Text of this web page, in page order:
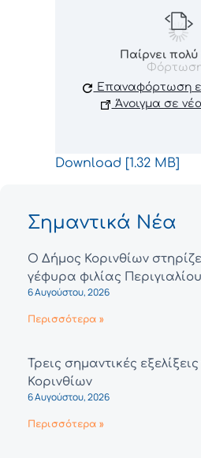
Παίρνει πολύ
Επαναφόρτωση
Άνοιγμα σε
Download [1.32 MB]
Σημαντικά Νέα
Ο Δήμος Κορινθίων
γέφυρα φιλίας
6 Αυγούστου, 2026
Περισσότερα »
Τρεις σημαντικές
Κορινθίων
6 Αυγούστου, 2026
Περισσότερα »